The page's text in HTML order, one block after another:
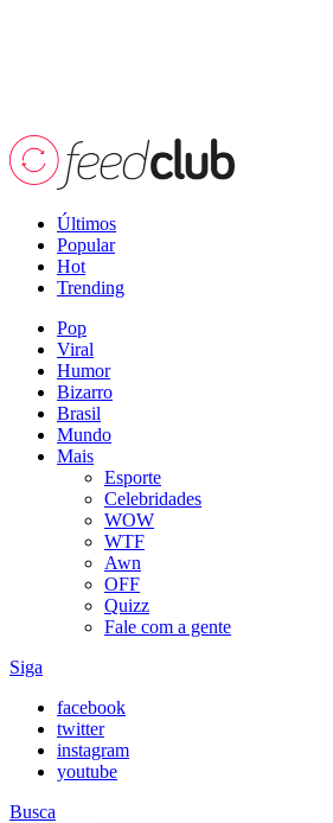
Últimos
Popular
Hot
Trending
Pop
Viral
Humor
Bizarro
Brasil
Mundo
Mais
Esporte
Celebridades
WOW
WTF
Awn
OFF
Quizz
Fale com a gente
Siga
facebook
twitter
instagram
youtube
Busca